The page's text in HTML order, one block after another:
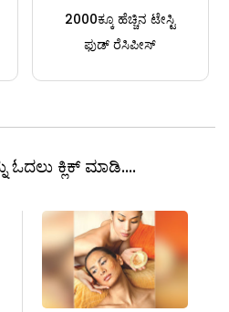
2000ಕ್ಕೂ ಹೆಚ್ಚಿನ ಟೇಸ್ಟಿ
ಫುಡ್ ರೆಸಿಪೀಸ್
ಓದಲು ಕ್ಲಿಕ್ ಮಾಡಿ....